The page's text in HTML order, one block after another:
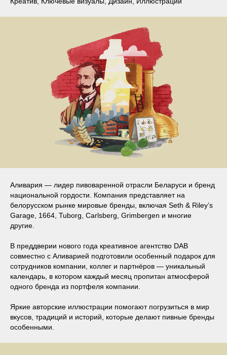
Аливария — лидер пивоваренной отрасли Беларуси и бренд
национальной гордости. Компания представляет на
белорусском рынке мировые бренды, включая Seth & Riley’s
Garage, 1664, Tuborg, Carlsberg, Grimbergen и многие
другие.
В преддверии нового года креативное агентство DAB
совместно с Аливарией подготовили особенный подарок для
сотрудников компании, коллег и партнёров — уникальный
календарь, в котором каждый месяц пропитан атмосферой
одного бренда из портфеля компании.
Яркие авторские иллюстрации помогают погрузиться в мир
вкусов, традиций и историй, которые делают пивные бренды
особенными.